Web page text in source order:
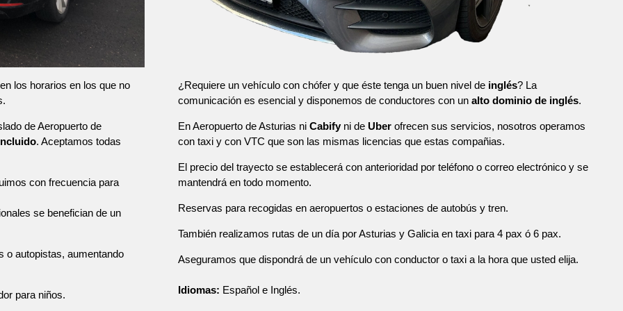
los horarios en los que no
de Aeropuerto de
. Aceptamos todas
con frecuencia para
se benefician de un
o autopistas, aumentando
para niños.
¿Requiere un vehículo con chófer y que éste tenga un buen nivel de inglés? La
comunicación es esencial y disponemos de conductores con un alto dominio de inglés.
En Aeropuerto de Asturias ni Cabifyni de Uberofrecen sus servicios, nosotros operamos
con taxi y con VTC que son las mismas licencias que estas compañias.
El precio del trayecto se establecerá con anterioridad por teléfono o correo electrónico y se
mantendrá en todo momento.
Reservas para recogidas en aeropuertos o estaciones de autobús y tren.
También realizamos rutas de un día por Asturias y Galicia en taxi para 4 pax ó 6 pax.
Aseguramos que dispondrá de un vehículo con conductor o taxi a la hora que usted elija.
Idiomas: Español e Inglés.